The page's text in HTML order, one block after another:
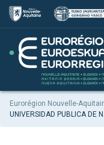
Eurorégion Nouvelle-
UNIVERSIDAD PUBLICA DE